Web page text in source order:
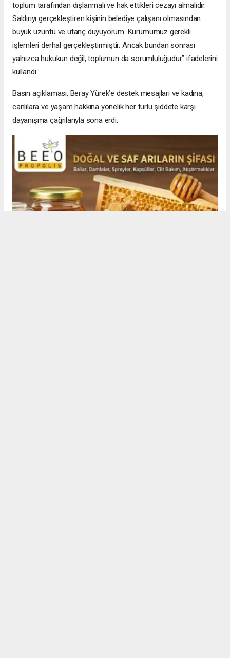
toplum tarafından dışlanmalı ve hak ettikleri cezayı almalıdır.
Saldırıyı gerçekleştiren kişinin belediye çalışanı olmasından
büyük üzüntü ve utanç duyuyorum. Kurumumuz gerekli
işlemleri derhal gerçekleştirmiştir. Ancak bundan sonrası
yalnızca hukukun değil, toplumun da sorumluluğudur” ifadelerini
kullandı.
Basın açıklaması, Beray Yürek’e destek mesajları ve kadına,
canlılara ve yaşam hakkına yönelik her türlü şiddete karşı
dayanışma çağrılarıyla sona erdi.